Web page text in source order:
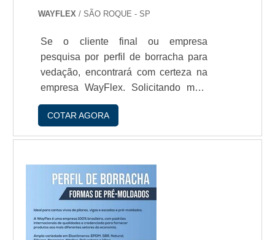
WAYFLEX/ SÃO ROQUE - SP
Se o cliente final ou empresa
pesquisa por perfil de borracha para
vedação, encontrará com certeza na
empresa WayFlex. Solicitando mais
informações na empresa mais
conceituada do mercado e
descobrindo a líder da área de
produto deve sempre ser adquirido
com empresas especializadas no
segmento. Esse tipo de cuidado ajuda
a garantir a qualidade e durabilidade
dos materiais, além de evitar prejuízos
COTAR AGORA